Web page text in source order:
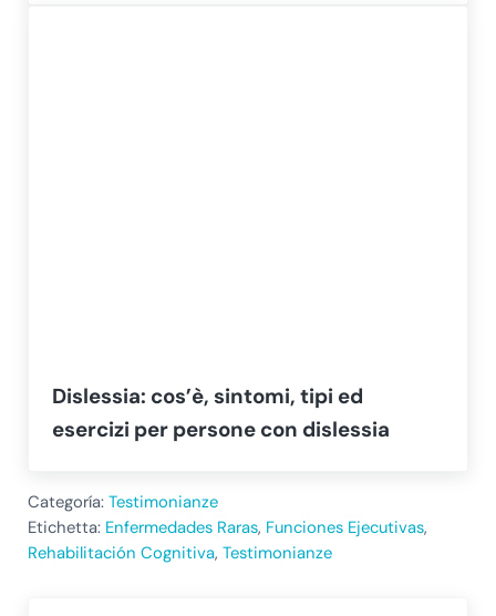
Dislessia: cos’è, sintomi, tipi ed
esercizi per persone con dislessia
Categoría: Testimonianze
Etichetta: Enfermedades Raras, Funciones Ejecutivas,
Rehabilitación Cognitiva, Testimonianze